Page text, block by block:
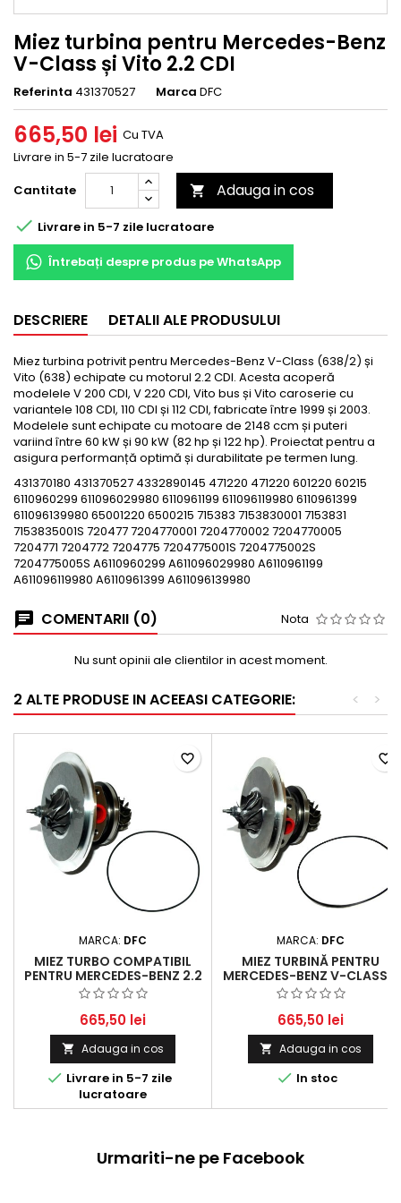
Miez turbina pentru Mercedes-Benz
V-Class și Vito 2.2 CDI
Referinta 431370527 Marca DFC
665,50 lei Cu TVA
Livrare in 5-7 zile lucratoare
Cantitate
 Adauga in cos
 Livrare in 5-7 zile lucratoare
Întrebați despre produs pe WhatsApp
DESCRIERE DETALII ALE PRODUSULUI
Miez turbina potrivit pentru Mercedes-Benz V-Class (638/2) și
Vito (638) echipate cu motorul 2.2 CDI. Acesta acoperă
modelele V 200 CDI, V 220 CDI, Vito bus și Vito caroserie cu
variantele 108 CDI, 110 CDI și 112 CDI, fabricate între 1999 și 2003.
Modelele sunt echipate cu motoare de 2148 ccm și puteri
variind între 60 kW și 90 kW (82 hp și 122 hp). Proiectat pentru a
asigura performanță optimă și durabilitate pe termen lung.
431370180 431370527 4332890145 471220 471220 601220 60215
6110960299 611096029980 6110961199 611096119980 6110961399
611096139980 65001220 6500215 715383 7153830001 7153831
7153835001S 720477 7204770001 7204770002 7204770005
7204771 7204772 7204775 7204775001S 7204775002S
7204775005S A6110960299 A611096029980 A6110961199
A611096119980 A6110961399 A611096139980
COMENTARII (0) Nota
Nu sunt opinii ale clientilor in acest moment.
2 ALTE PRODUSE IN ACEEASI CATEGORIE: >
<
MARCA: DFC
MIEZ TURBO COMPATIBIL
PENTRU MERCEDES-BENZ 2.2
V-CLASS ȘI VITO 2.2 CDI
(1999 - 2003)
665,50 lei
 Adauga in cos
 Livrare in 5-7 zile
lucratoare
favorite_border
MARCA: DFC
MIEZ TURBINĂ PENTRU
MERCEDES-BENZ V-CLASS V
200 CDI / V 220 CDI | VITO
108 CDI / 110 CDI / 112 CDI
665,50 lei
 Adauga in cos
 In stoc
favorite_border
Urmariti-ne pe Facebook